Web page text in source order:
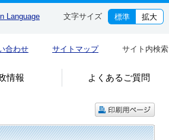
Language 文字サイズ 標準 拡大
合わせ サイトマップ サイト内検索
情報 よくあるご質問